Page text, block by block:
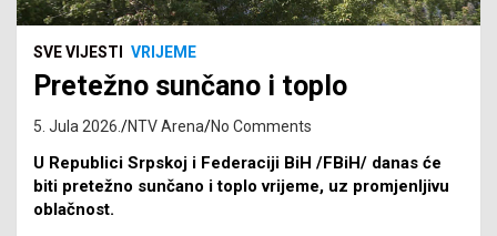
SVE VIJESTI VRIJEME
Pretežno sunčano i toplo
5. Jula 2026. NTV Arena No Comments
U Republici Srpskoj i Federaciji BiH /FBiH/ danas će
biti pretežno sunčano i toplo vrijeme, uz promjenljivu
oblačnost.